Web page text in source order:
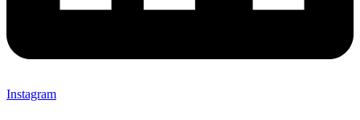
Instagram